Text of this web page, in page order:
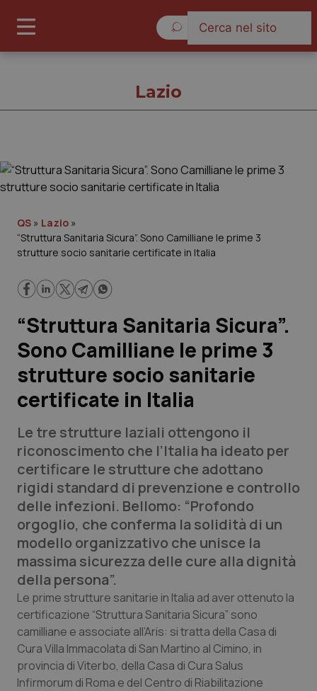
Governo e Parlamento
Regioni e Asl
Lavoro e Professioni
Scienza e Farmaci
Studi e Analisi
Lettere al direttore
Edizioni Regionali
QS Pro
Professionisti Sanitari.AI
Abruzzo
Basilicata
Calabria
Campania
QS Pro Gold
Artrite & artrosi
Asma & BPCO
Car-T
QS Club Newsletter
Lazio
QS » Lazio »
“Struttura Sanitaria Sicura”. Sono Camilliane le prime 3
strutture socio sanitarie certificate in Italia
“Struttura Sanitaria Sicura”.
Sono Camilliane le prime 3
strutture socio sanitarie
certificate in Italia
Le tre strutture laziali ottengono il
riconoscimento che l’Italia ha ideato per
certificare le strutture che adottano
rigidi standard di prevenzione e controllo
delle infezioni. Bellomo: “Profondo
orgoglio, che conferma la solidità di un
modello organizzativo che unisce la
massima sicurezza delle cure alla dignità
della persona”.
Le prime strutture sanitarie in Italia ad aver ottenuto la
certificazione “Struttura Sanitaria Sicura” sono
camilliane e associate all’Aris: si tratta della Casa di
Cura Villa Immacolata di San Martino al Cimino, in
provincia di Viterbo, della Casa di Cura Salus
Infirmorum di Roma e del Centro di Riabilitazione